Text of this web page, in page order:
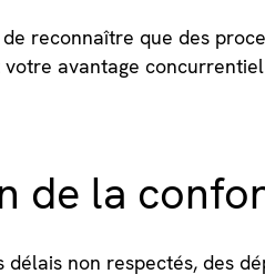
reconnaître que des
avantage
de la
non respectés, des